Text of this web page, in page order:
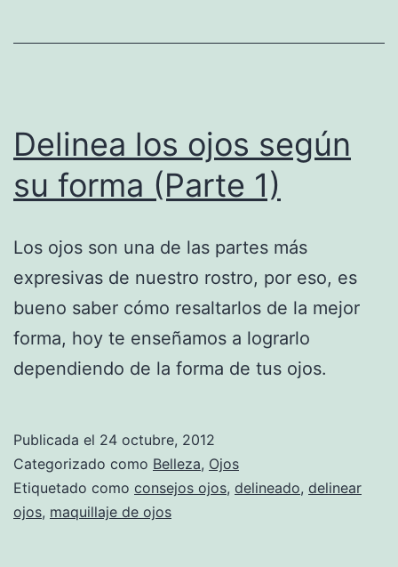
Delinea los ojos según
su forma (Parte 1)
Los ojos son una de las partes más
expresivas de nuestro rostro, por eso, es
bueno saber cómo resaltarlos de la mejor
forma, hoy te enseñamos a lograrlo
dependiendo de la forma de tus ojos.
Publicada el 24 octubre, 2012
Categorizado como Belleza, Ojos
Etiquetado como consejos ojos, delineado, delinear
ojos, maquillaje de ojos